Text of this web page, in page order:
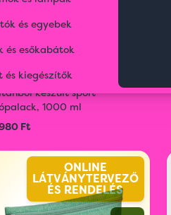
és egyebek
és esőkabátok
és kiegészítők
készült sport
1000 ml
Ft
ONLINE
LÁTVÁNYTERVEZŐ
ÉS RENDELÉS